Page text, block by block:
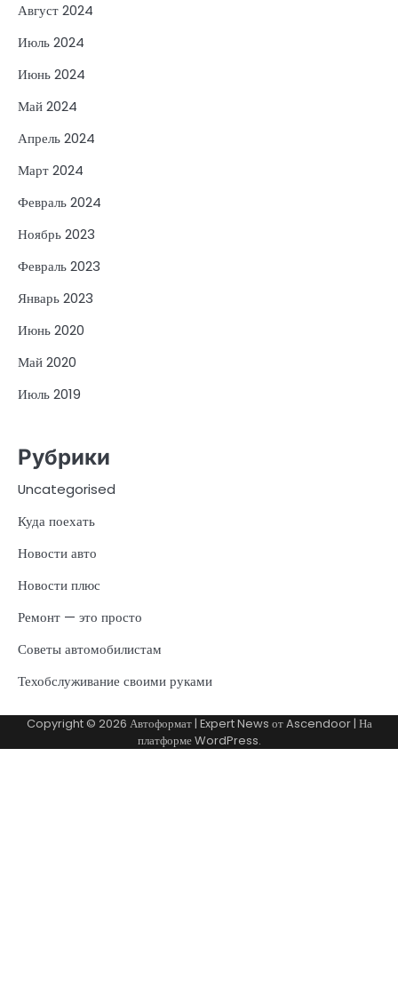
Август 2024
Июль 2024
Июнь 2024
Май 2024
Апрель 2024
Март 2024
Февраль 2024
Ноябрь 2023
Февраль 2023
Январь 2023
Июнь 2020
Май 2020
Июль 2019
Рубрики
Uncategorised
Куда поехать
Новости авто
Новости плюс
Ремонт — это просто
Советы автомобилистам
Техобслуживание своими руками
Copyright © 2026 Автоформат| Expert News отAscendoor| На
платформеWordPress.